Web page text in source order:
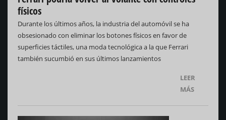
físicos
Durante los últimos años, la industria del automóvil se ha
obsesionado con eliminar los botones físicos en favor de
superficies táctiles, una moda tecnológica a la que Ferrari
también sucumbió en sus últimos lanzamientos
LEER
MÁS